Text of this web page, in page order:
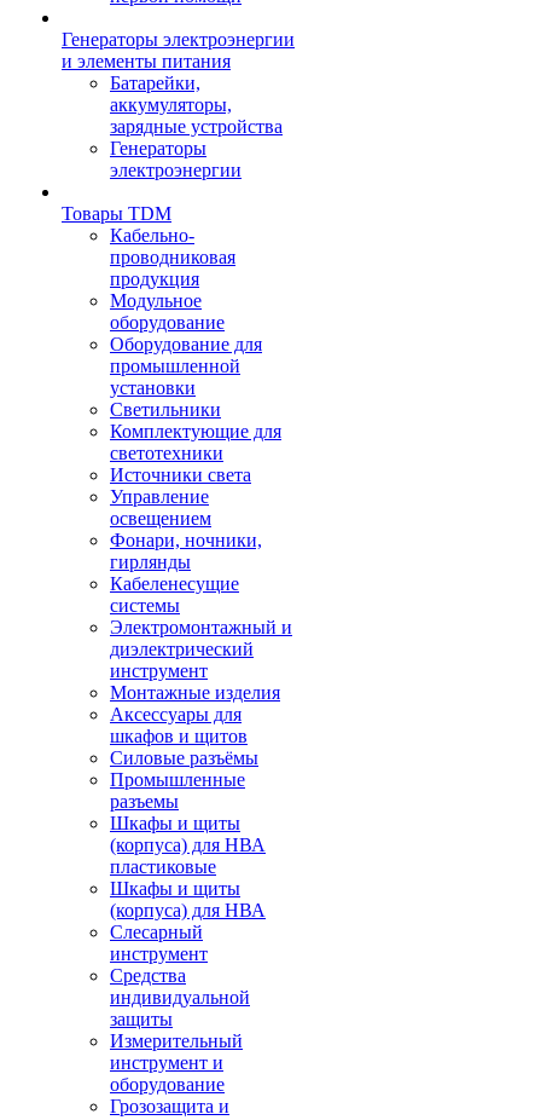
Генераторы электроэнергии
и элементы питания
Батарейки,
аккумуляторы,
зарядные устройства
Генераторы
электроэнергии
Товары TDM
Кабельно-
проводниковая
продукция
Модульное
оборудование
Оборудование для
промышленной
установки
Светильники
Комплектующие для
светотехники
Источники света
Управление
освещением
Фонари, ночники,
гирлянды
Кабеленесущие
системы
Электромонтажный и
диэлектрический
инструмент
Монтажные изделия
Аксессуары для
шкафов и щитов
Силовые разъёмы
Промышленные
разъемы
Шкафы и щиты
(корпуса) для НВА
пластиковые
Шкафы и щиты
(корпуса) для НВА
Слесарный
инструмент
Средства
индивидуальной
защиты
Измерительный
инструмент и
оборудование
Грозозащита и